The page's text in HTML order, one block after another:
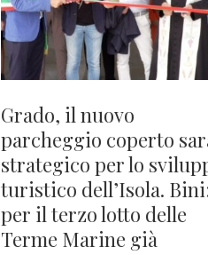
Grado, il nuovo
parcheggio coperto
strategico per lo
turistico dell’Isola.
per il terzo lotto delle
Terme Marine già